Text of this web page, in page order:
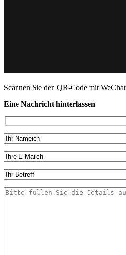
Scannen Sie den QR-Code mit WeChat
Eine Nachricht hinterlassen